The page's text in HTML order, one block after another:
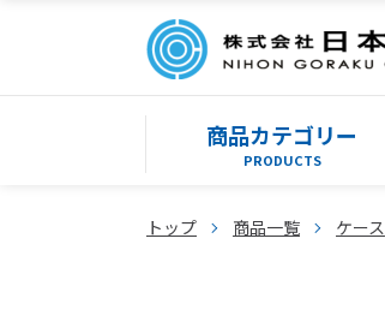
商品カテゴリー
PRODUCTS
トップ 商品一覧 ケース